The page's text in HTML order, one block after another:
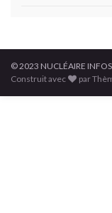
© 2023 NUCLÉAIRE
Construit avec
par